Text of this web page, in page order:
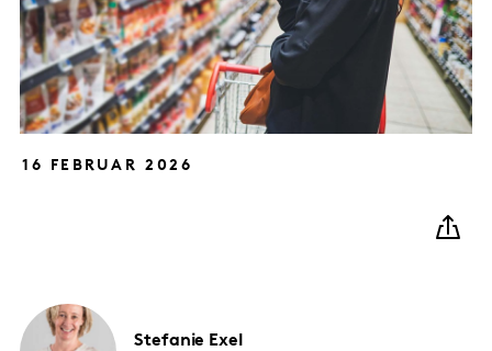
16 FEBRUAR 2026
Stefanie Exel